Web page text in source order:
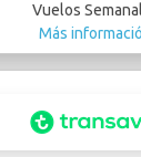
Vuelos
Más